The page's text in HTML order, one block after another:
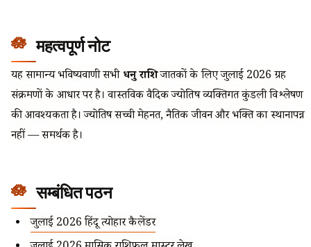
महत्वपूर्ण नोट
यह सामान्य भविष्यवाणी सभी धनु राशिजातकों के लिए जुलाई 2026 ग्रह
संक्रमणों के आधार पर है। वास्तविक वैदिक ज्योतिष व्यक्तिगत कुंडली विश्लेषण
की आवश्यकता है। ज्योतिष सच्ची मेहनत, नैतिक जीवन और भक्ति का स्थानापन्न
नहीं — समर्थक है।
सम्बंधित पठन
जुलाई 2026 हिंदू त्योहार कैलेंडर